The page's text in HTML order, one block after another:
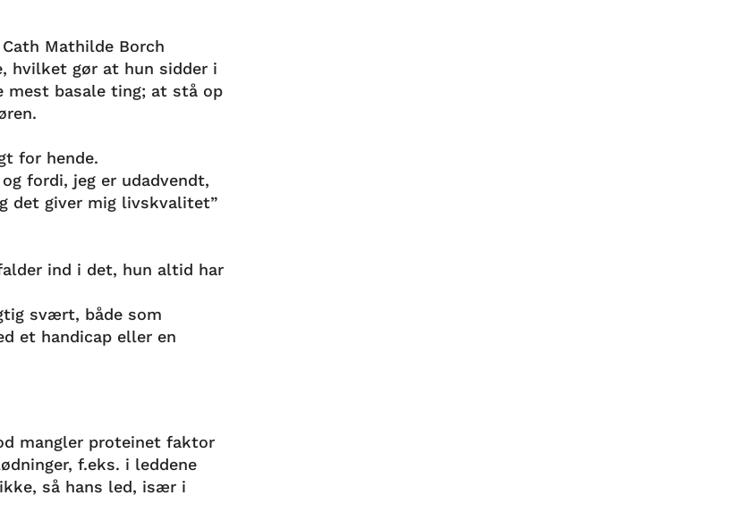
Mathilde Borch
hvilket gør at hun sidder i
basale ting; at stå op
for hende.
fordi, jeg er udadvendt,
det giver mig livskvalitet”
ind i det, hun altid har
svært, både som
et handicap eller en
mangler proteinet faktor
f.eks. i leddene
så hans led, især i